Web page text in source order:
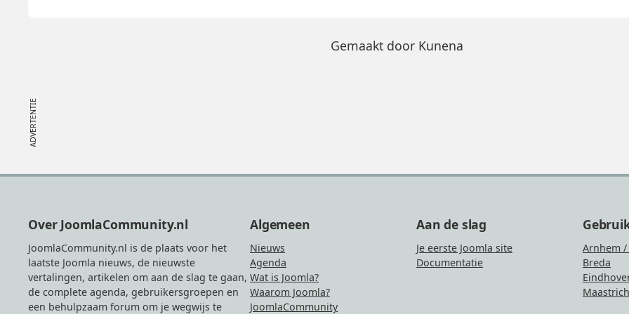
Gemaakt door Kunena
Over JoomlaCommunity.nl
JoomlaCommunity.nl is de plaats voor het
laatste Joomla nieuws, de nieuwste
vertalingen, artikelen om aan de slag te gaan,
de complete agenda, gebruikersgroepen en
een behulpzaam forum om je wegwijs te
Algemeen
Nieuws
Agenda
Wat is Joomla?
Waarom Joomla?
JoomlaCommunity
Aan de slag
Je eerste Joomla site
Documentatie
Arnhem
Breda